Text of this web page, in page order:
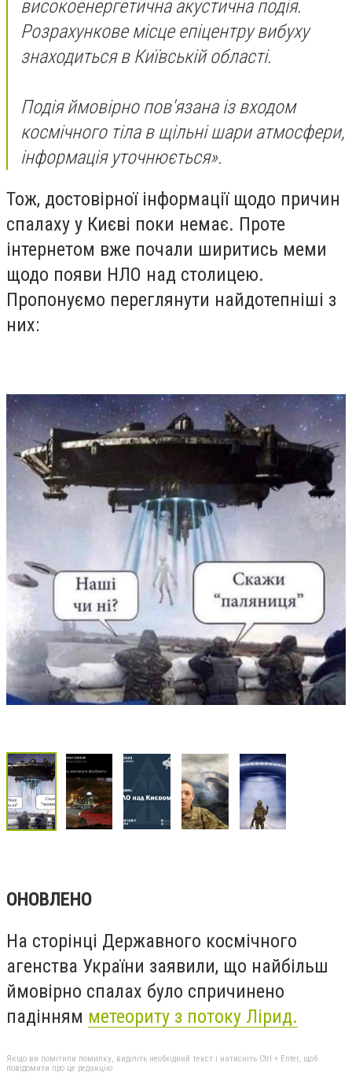
високоенергетична акустична подія.
Розрахункове місце епіцентру вибуху
знаходиться в Київській області.
Подія ймовірно пов'язана із входом
космічного тіла в щільні шари атмосфери,
інформація уточнюється».
Тож, достовірної інформації щодо причин
спалаху у Києві поки немає. Проте
інтернетом вже почали ширитись меми
щодо появи НЛО над столицею.
Пропонуємо переглянути найдотепніші з
них:
ОНОВЛЕНО
На сторінці Державного космічного
агенства України заявили, що найбільш
ймовірно спалах було спричинено
падінням метеориту з потоку Лірид.
Якщо ви помітили помилку, виділіть необхідний текст і натисніть Ctrl + Enter, щоб
повідомити про це редакцію